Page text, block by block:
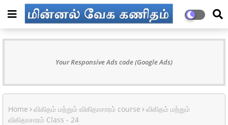
Your Responsive Ads code (Google Ads)
Home விகிதம் மற்றும் விகிதாசாரம் course
விகிதம் மற்றும்
விகிதாசாரம் Class - 24